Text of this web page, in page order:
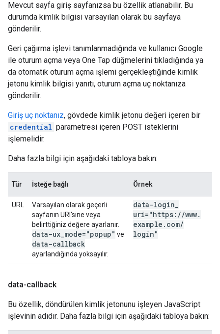
Mevcut sayfa giriş sayfanızsa bu özellik atlanabilir. Bu
durumda kimlik bilgisi varsayılan olarak bu sayfaya
gönderilir.
Geri çağırma işlevi tanımlanmadığında ve kullanıcı Google
ile oturum açma veya One Tap düğmelerini tıkladığında ya
da otomatik oturum açma işlemi gerçekleştiğinde kimlik
jetonu kimlik bilgisi yanıtı, oturum açma uç noktanıza
gönderilir.
Giriş uç noktanız, gövdede kimlik jetonu değeri içeren bir
credential parametresi içeren POST isteklerini
işlemelidir.
Daha fazla bilgi için aşağıdaki tabloya bakın:
Tür İsteğe bağlı Örnek
URL
Varsayılan olarak geçerli
sayfanın URI'sine veya
belirttiğiniz değere ayarlanır.
data-ux mode="popup" ve
data-callback
ayarlandığında yoksayılır.
data-login
uri="https: //www.
example . com/
login"
data-callback
Bu özellik, döndürülen kimlik jetonunu işleyen JavaScript
işlevinin adıdır. Daha fazla bilgi için aşağıdaki tabloya bakın: